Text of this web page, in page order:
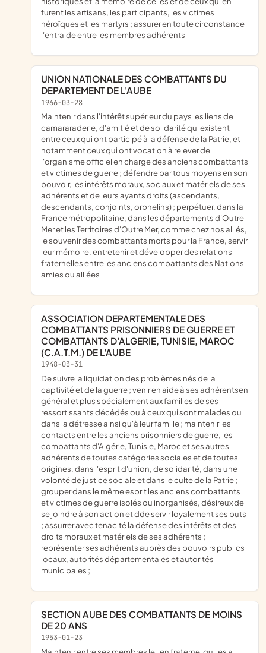
furent les artisans, les participants, les victimes
héroïques et les martyrs ; assurer en toute circonstance
l'entraide entre les membres adhérents
UNION NATIONALE DES COMBATTANTS DU
DEPARTEMENT DE L'AUBE
1966-03-28
maintenir dans l'intérêt supérieur du pays les liens de
camararaderie, d'amitié et de solidarité qui existent
entre ceux qui ont participé à la défense de la Patrie, et
notamment ceux qui ont vocation à relever de
l'organisme officiel en charge des anciens combattants
et victimes de guerre ; défendre par tous moyens en son
pouvoir, les intérêts moraux, sociaux et matériels de ses
adhérents et de leurs ayants droits (ascendants,
descendants, conjoints, orphelins) ; perpétuer, dans la
France métropolitaine, dans les départements d'Outre
Mer et les Territoires d'Outre Mer, comme chez nos alliés,
le souvenir des combattants morts pour la France, servir
leur mémoire, entretenir et développer des relations
fraternelles entre les anciens combattants des Nations
amies ou alliées
ASSOCIATION DEPARTEMENTALE DES
COMBATTANTS PRISONNIERS DE GUERRE ET
COMBATTANTS D'ALGERIE, TUNISIE, MAROC
(C.A.T.M.) DE L'AUBE
1948-03-31
de suivre la liquidation des problèmes nés de la
captivité et de la guerre ; venir en aide à ses adhérentsen
général et plus spécialement aux familles de ses
ressortissants décédés ou à ceux qui sont malades ou
dans la détresse ainsi qu'à leur famille ; maintenir les
contacts entre les anciens prisonniers de guerre, les
combattants d'Algérie, Tunisie, Maroc et ses autres
adhérents de toutes catégories sociales et de toutes
origines, dans l'esprit d'union, de solidarité, dans une
volonté de justice sociale et dans le culte de la Patrie ;
grouper dans le même esprit les anciens combattants
et victimes de guerre isolés ou inorganisés, désireux de
se joindre à son action et dde servir loyalement ses buts
; assurrer avec tenacité la défense des intérêts et des
droits moraux et matériels de ses adhérents ;
représenter ses adhérents auprès des pouvoirs publics
locaux, autorités départementales et autorités
municipales ;
SECTION AUBE DES COMBATTANTS DE MOINS
DE 20 ANS
1953-01-23